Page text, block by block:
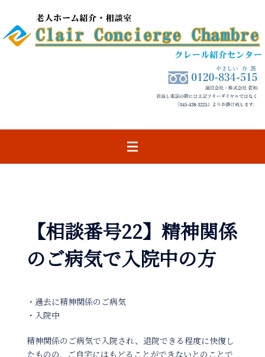
テ
プ
【相談番号22】精神関係
のご病気で入院中の方
・過去に精神関係のご病気
・入院中
精神関係のご病気で入院され、退院できる程度に快復し
たものの、ご自宅にはもどることができないとのことで